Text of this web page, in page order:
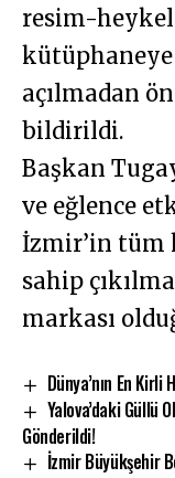
resim-heykel
açılmadan
bildirildi.
Başkan
ve eğlence
İzmir’in tüm
sahip
markası
Dünya’nın En
Yalova’daki Güllü
Gönderildi!
İzmir Büyükşehir